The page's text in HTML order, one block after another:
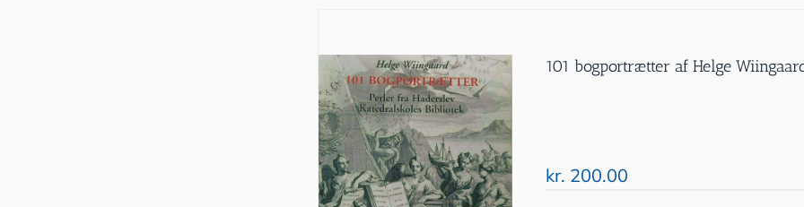
101 bogportrætter af Helge
kr. 200.00